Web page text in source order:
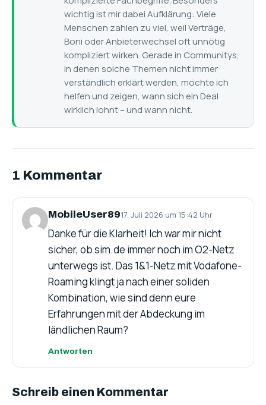
wichtig ist mir dabei Aufklärung: Viele
Menschen zahlen zu viel, weil Verträge,
Boni oder Anbieterwechsel oft unnötig
kompliziert wirken. Gerade in Communitys,
in denen solche Themen nicht immer
verständlich erklärt werden, möchte ich
helfen und zeigen, wann sich ein Deal
wirklich lohnt – und wann nicht.
1 Kommentar
MobileUser8917. Juli 2026 um 15:42 Uhr
Danke für die Klarheit! Ich war mir nicht
sicher, ob sim.de immer noch im O2-Netz
unterwegs ist. Das 1&1-Netz mit Vodafone-
Roaming klingt ja nach einer soliden
Kombination, wie sind denn eure
Erfahrungen mit der Abdeckung im
ländlichen Raum?
Antworten
Schreib einen Kommentar